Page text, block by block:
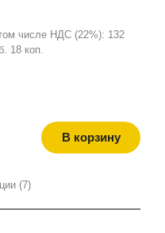
числе НДС (22%): 132
18 коп.
В корзину
(7)